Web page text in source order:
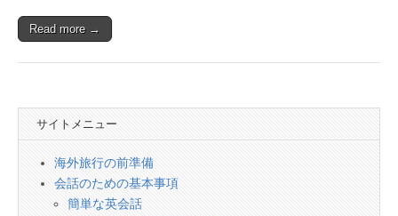
Read more →
サイトメニュー
海外旅行の前準備
会話のための基本事項
簡単な英会話